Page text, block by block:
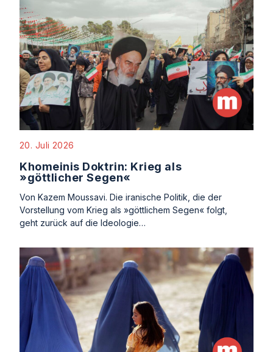
20. Juli 2026
Khomeinis Doktrin: Krieg als
»göttlicher Segen«
Von Kazem Moussavi. Die iranische Politik, die der
Vorstellung vom Krieg als »göttlichem Segen« folgt,
geht zurück auf die Ideologie…